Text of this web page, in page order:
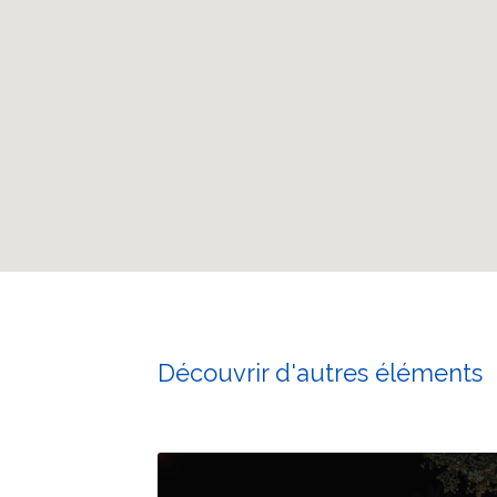
Découvrir d'autres éléments